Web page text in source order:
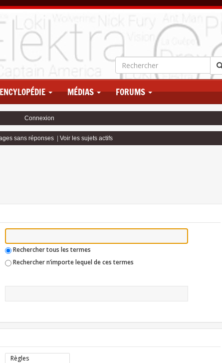
ENCYLOPÉDIE MÉDIAS FORUMS
Connexion
sans réponses Voir les sujets actifs
Rechercher tous les termes
Rechercher n’importe lequel de ces termes